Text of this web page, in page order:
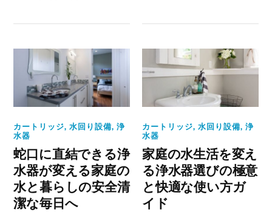
カートリッジ,水回り設備,浄
水器
蛇口に直結できる浄
水器が変える家庭の
水と暮らしの安全清
潔な毎日へ
カートリッジ,水回り設備,浄
水器
家庭の水生活を変え
る浄水器選びの極意
と快適な使い方ガ
イド